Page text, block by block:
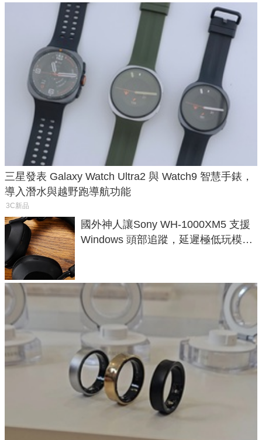
三星發表 Galaxy Watch Ultra2 與 Watch9 智慧手錶，
導入潛水與越野跑導航功能
3C新品
國外神人讓Sony WH-1000XM5 支援
Windows 頭部追蹤，延遲極低玩模擬